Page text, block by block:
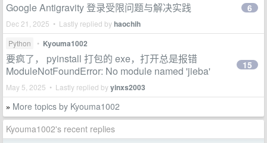
Google Antigravity 登录受限问题与解决实践
Dec 21, 2025 • Lastly replied byhaochih
6
Python • Kyouma1002
要疯了， pyinstall 打包的 exe，打开总是报错
ModuleNotFoundError: No module named 'jieba'
May 5, 2025 • Lastly replied byyinxs2003
15
» More topics by Kyouma1002
Kyouma1002's recent replies